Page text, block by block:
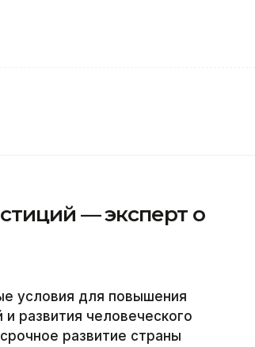
— эксперт о
условия для повышения
развития человеческого
развитие страны